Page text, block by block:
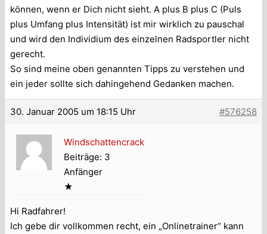
können, wenn er Dich nicht sieht. A plus B plus C (Puls
plus Umfang plus Intensität) ist mir wirklich zu pauschal
und wird den Individium des einzelnen Radsportler nicht
gerecht.
So sind meine oben genannten Tipps zu verstehen und
ein jeder sollte sich dahingehend Gedanken machen.
30. Januar 2005 um 18:15 Uhr #576258
Windschattencrack
Beiträge: 3
Anfänger
★
Hi Radfahrer!
Ich gebe dir vollkommen recht, ein „Onlinetrainer“ kann